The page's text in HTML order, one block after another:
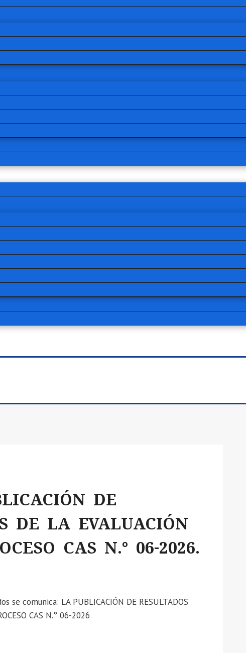
DE
DE LA EVALUACIÓN
CAS N.° 06-2026.
comunica: LA PUBLICACIÓN DE RESULTADOS
CAS N.° 06-2026